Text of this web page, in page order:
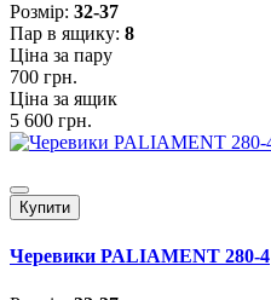
Розмiр: 32-37
Пар в ящику: 8
Ціна за пару
700 грн.
Ціна за ящик
5 600 грн.
Купити
Черевики PALIAMENT 280-4